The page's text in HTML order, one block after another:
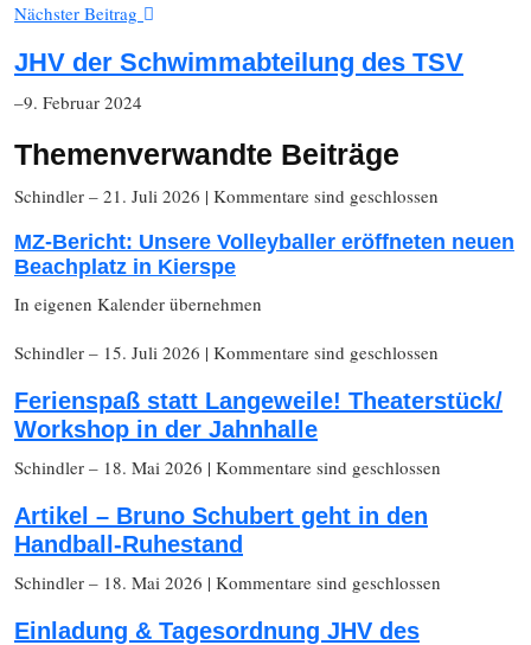
Nächster Beitrag
JHV der Schwimmabteilung des TSV
–9. Februar 2024
Themenverwandte Beiträge
Schindler – 21. Juli 2026 | Kommentare sind geschlossen
MZ-Bericht: Unsere Volleyballer eröffneten neuen
Beachplatz in Kierspe
In eigenen Kalender übernehmen
Schindler – 15. Juli 2026 | Kommentare sind geschlossen
Ferienspaß statt Langeweile! Theaterstück/
Workshop in der Jahnhalle
Schindler – 18. Mai 2026 | Kommentare sind geschlossen
Artikel – Bruno Schubert geht in den
Handball-Ruhestand
Schindler – 18. Mai 2026 | Kommentare sind geschlossen
Einladung & Tagesordnung JHV des